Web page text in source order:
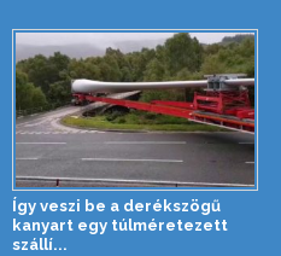
Így veszi be a derékszögű
kanyart egy túlméretezett
szállí...